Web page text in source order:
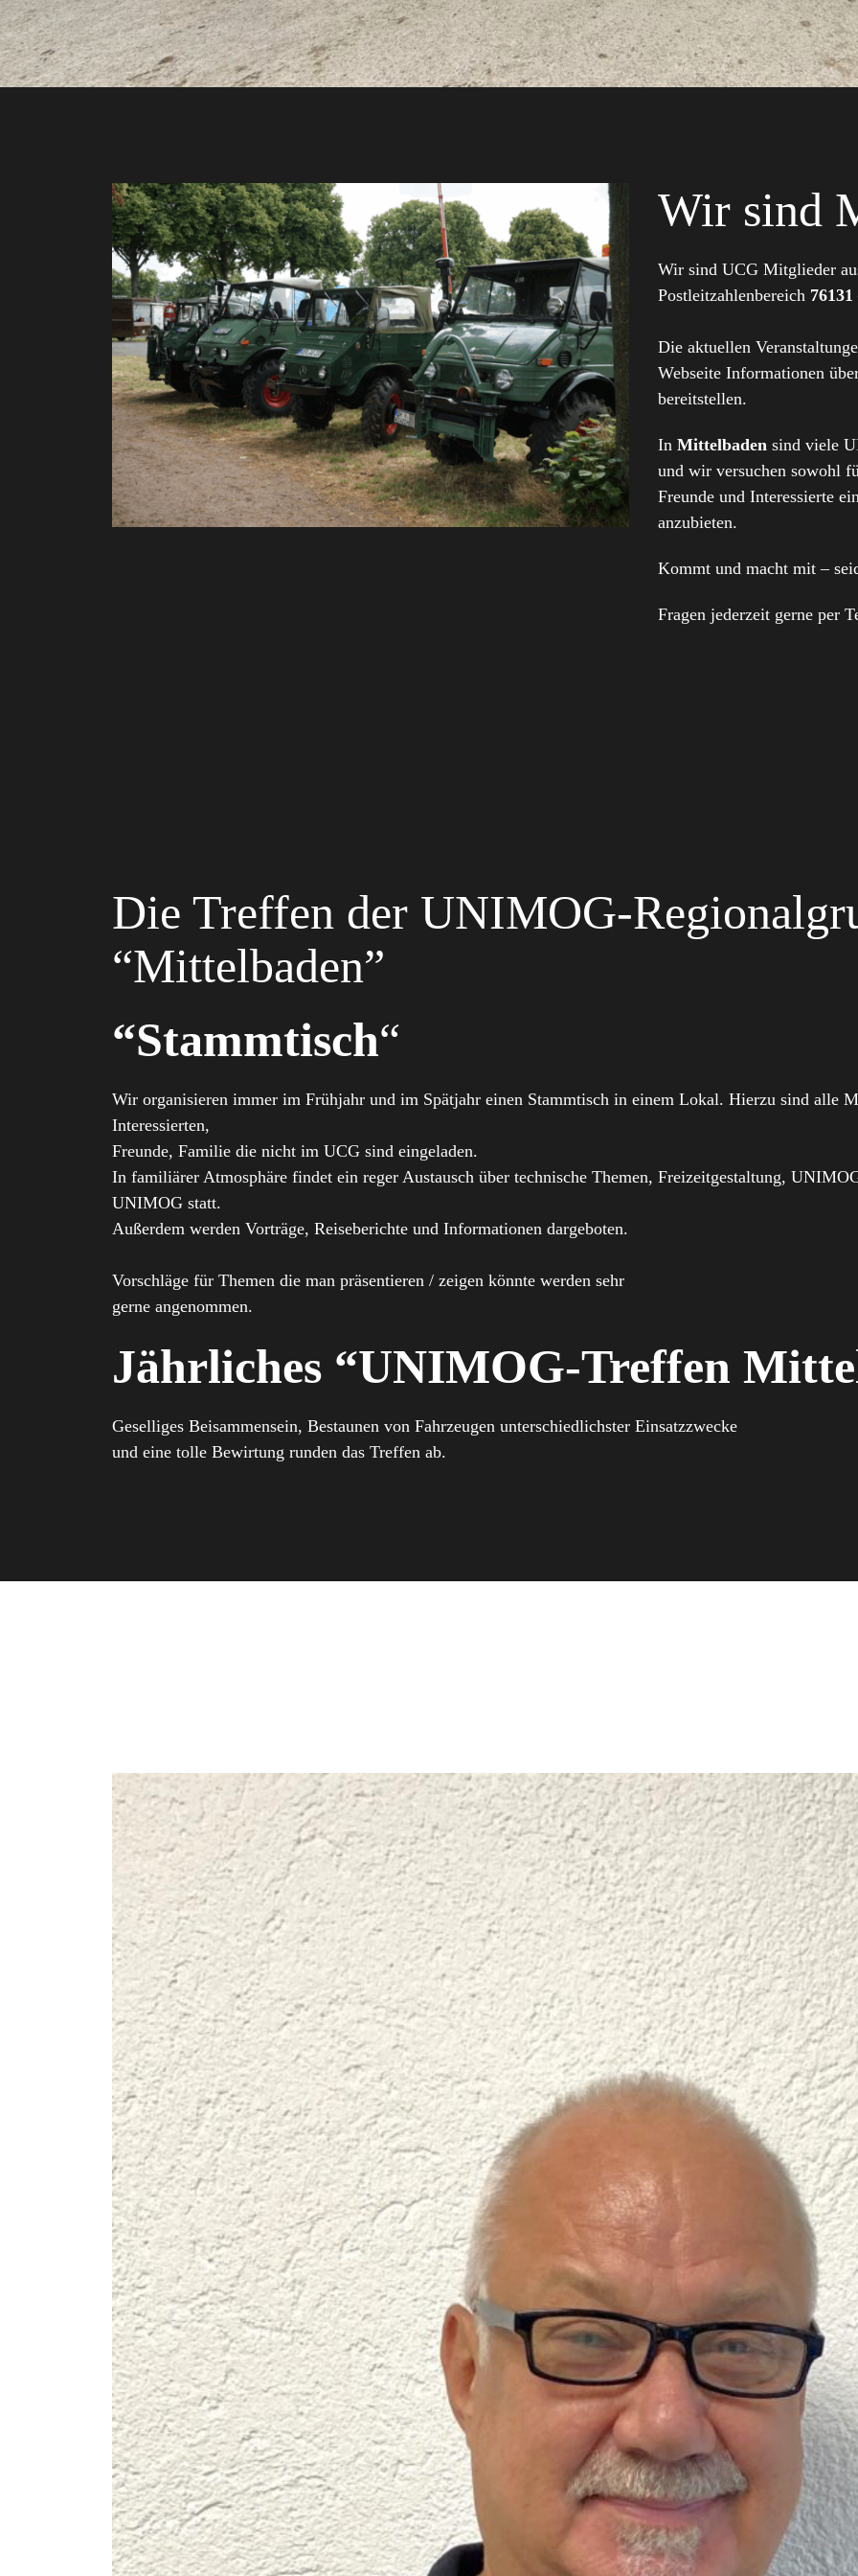
Wir sind
Wir sind UCG Mitglieder
Postleitzahlenbereich
Die aktuellen
Webseite Informationen
bereitstellen.
In Mittelbaden sind viele
und wir versuchen sowohl
Freunde und Interessierte
anzubieten.
Kommt und macht mit –
Fragen jederzeit gerne per
Die Treffen der UNIMOG-
“Mittelbaden”
“Stammtisch“
Wir organisieren immer im Frühjahr und im Spätjahr einen Stammtisch in einem Lokal. Hierzu sind alle
Interessierten,
Freunde, Familie die nicht im UCG sind eingeladen.
In familiärer Atmosphäre findet ein reger Austausch über technische Themen, Freizeitgestaltung,
UNIMOG statt.
Außerdem werden Vorträge, Reiseberichte und Informationen dargeboten.
Vorschläge für Themen die man präsentieren / zeigen könnte werden sehr
gerne angenommen.
Jährliches “UNIMOG-Treffen
Geselliges Beisammensein, Bestaunen von Fahrzeugen unterschiedlichster Einsatzzwecke
und eine tolle Bewirtung runden das Treffen ab.